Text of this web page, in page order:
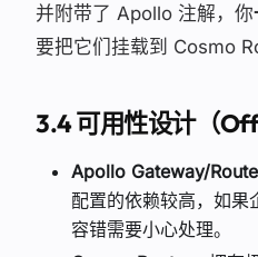
并附带了 Apollo 注解，你
要把它们挂载到 Cosmo
3.4 可用性设计（
Apollo Gateway/
配置的依赖较高，如果
容错需要小心处理。